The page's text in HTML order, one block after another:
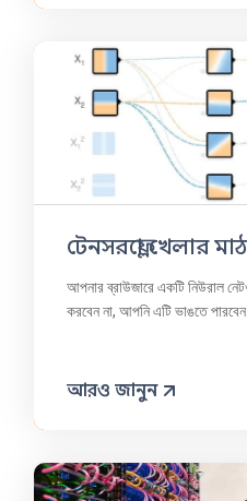
টেনসরফ্লো খেলার মাঠ
আপনার ব্রাউজারে একটি নিউরাল
করবেন না, আপনি এটি ভাঙতে পারবেন
আরও জানুন